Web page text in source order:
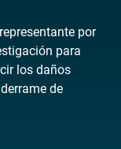
por
para
los daños
de